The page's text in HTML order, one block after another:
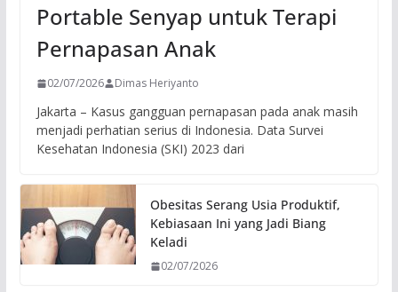
Portable Senyap untuk Terapi
Pernapasan Anak
02/07/2026 Dimas Heriyanto
Jakarta – Kasus gangguan pernapasan pada anak masih
menjadi perhatian serius di Indonesia. Data Survei
Kesehatan Indonesia (SKI) 2023 dari
Obesitas Serang Usia Produktif,
Kebiasaan Ini yang Jadi Biang
Keladi
02/07/2026